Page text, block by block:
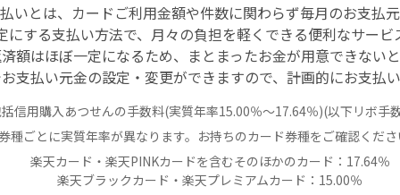
いとは、カードご利用金額や件数に関わらず毎月のお支払
にする支払い方法で、月々の負担を軽くできる便利なサービ
額はほぼ一定になるため、まとまったお金が用意できない
支払い元金の設定・変更ができますので、計画的にお支払
信用購入あつせんの手数料(実質年率15.00％～17.64％)(以下リボ手
種ごとに実質年率が異なります。お持ちのカード券種をご確認くだ
楽天カード・楽天PINKカードを含むそのほかのカード：17.64％
楽天ブラックカード・楽天プレミアムカード：15.00％